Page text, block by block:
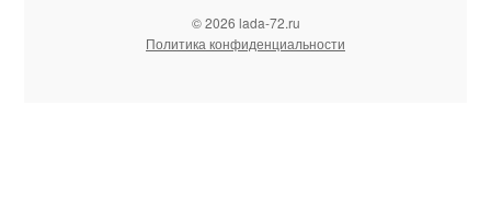
© 2026 lada-72.ru
Политика конфиденциальности